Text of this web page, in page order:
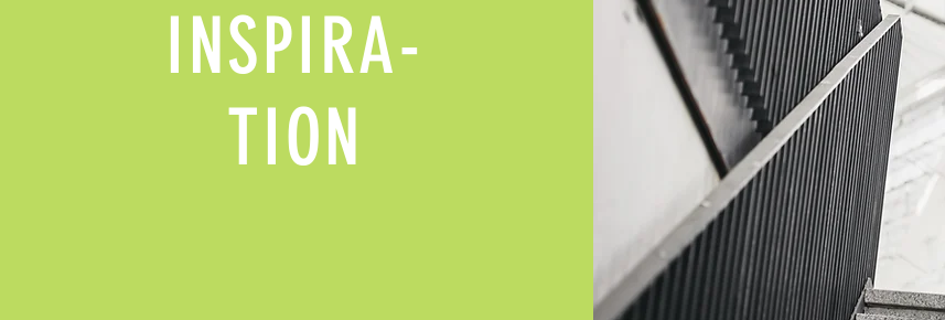
INSPIRA-
TION